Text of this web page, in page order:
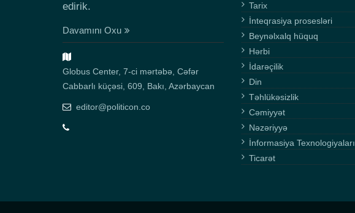
edirik.
Davamını Oxu
Globus Center, 7-ci mərtəbə, Cəfər
Cabbarlı küçəsi, 609, Bakı, Azərbaycan
editor@politicon.co
Tarix
İnteqrasiya prosesləri
Beynəlxalq hüquq
Hərbi
İdarəçilik
Din
Təhlükəsizlik
Cəmiyyət
Nəzəriyyə
İnformasiya Texnologiyaları
Ticarət